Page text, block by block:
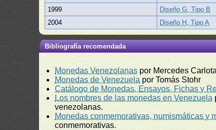
1999
Diseño G, Tipo B
2004
Diseño H, Tipo A
Bibliografía recomendada
Monedas Venezolanas por Mercedes
Monedas de Venezuela por Tomás Stohr
Catálogo de Monedas, Ensayos, Fichas y
Los nombres de las monedas en Venezuela
venezolanas.
Monedas conmemorativas, numismáticas y
conmemorativas.